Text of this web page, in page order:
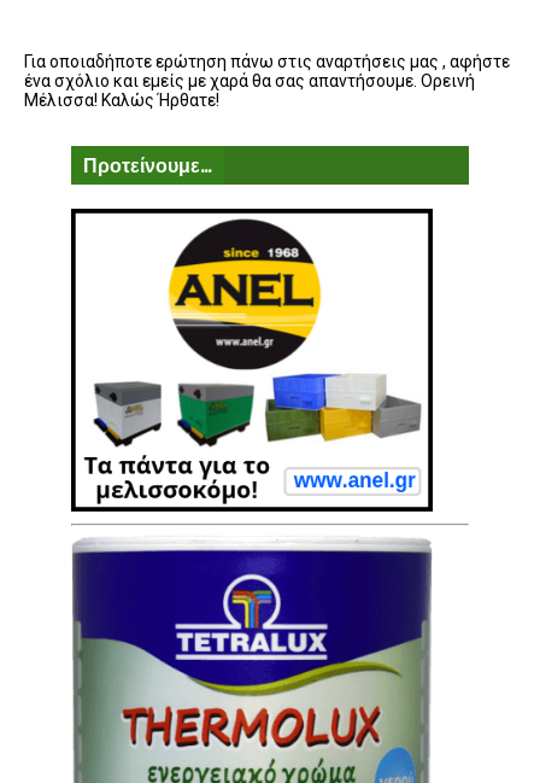
Για οποιαδήποτε ερώτηση πάνω στις αναρτήσεις μας , αφήστε
ένα σχόλιο και εμείς με χαρά θα σας απαντήσουμε. Ορεινή
Μέλισσα! Καλώς Ήρθατε!
Προτείνουμε...